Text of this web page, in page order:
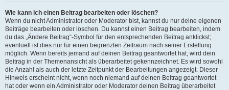
Wie kann ich einen Beitrag bearbeiten oder löschen?
Wenn du nicht Administrator oder Moderator bist, kannst du nur deine eigenen
Beiträge bearbeiten oder löschen. Du kannst einen Beitrag bearbeiten, indem
du das „Ändere Beitrag“-Symbol für den entsprechenden Beitrag anklickst;
eventuell ist dies nur für einen begrenzten Zeitraum nach seiner Erstellung
möglich. Wenn bereits jemand auf deinen Beitrag geantwortet hat, wird dein
Beitrag in der Themenansicht als überarbeitet gekennzeichnet. Es wird sowohl
die Anzahl als auch der letzte Zeitpunkt der Bearbeitungen angezeigt. Dieser
Hinweis erscheint nicht, wenn noch niemand auf deinen Beitrag geantwortet
hat oder wenn ein Administrator oder Moderator deinen Beitrag überarbeitet